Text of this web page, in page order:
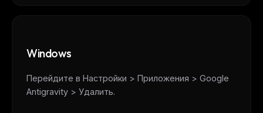
Windows
Перейдите в Настройки > Приложения > Google
Antigravity > Удалить.